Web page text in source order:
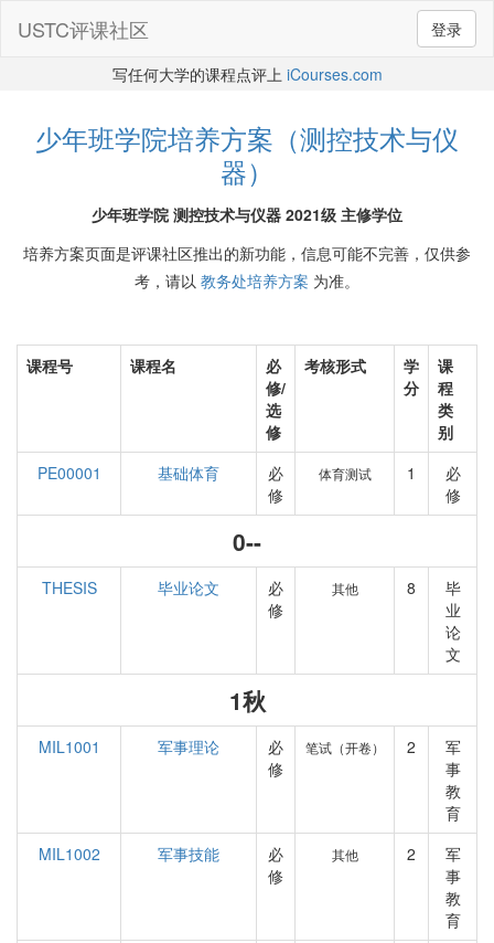
登录
USTC评课社区
写任何大学的课程点评上 iCourses.com
少年班学院培养方案（测控技术与仪
器）
少年班学院 测控技术与仪器 2021级 主修学位
培养方案页面是评课社区推出的新功能，信息可能不完善，仅供参
考，请以 教务处培养方案 为准。
课程号 课程名
必
修/
选
修
考核形式
学
分
课
程
类
别
PE00001
基础体育
必
修
体育测试 1
必
修
0--
THESIS 毕业论文
必
修
其他 8
毕
业
论
文
1秋
MIL1001 军事理论
必
修
笔试（开卷） 2
军
事
教
育
MIL1002
军事技能
必
修
其他 2
军
事
教
育